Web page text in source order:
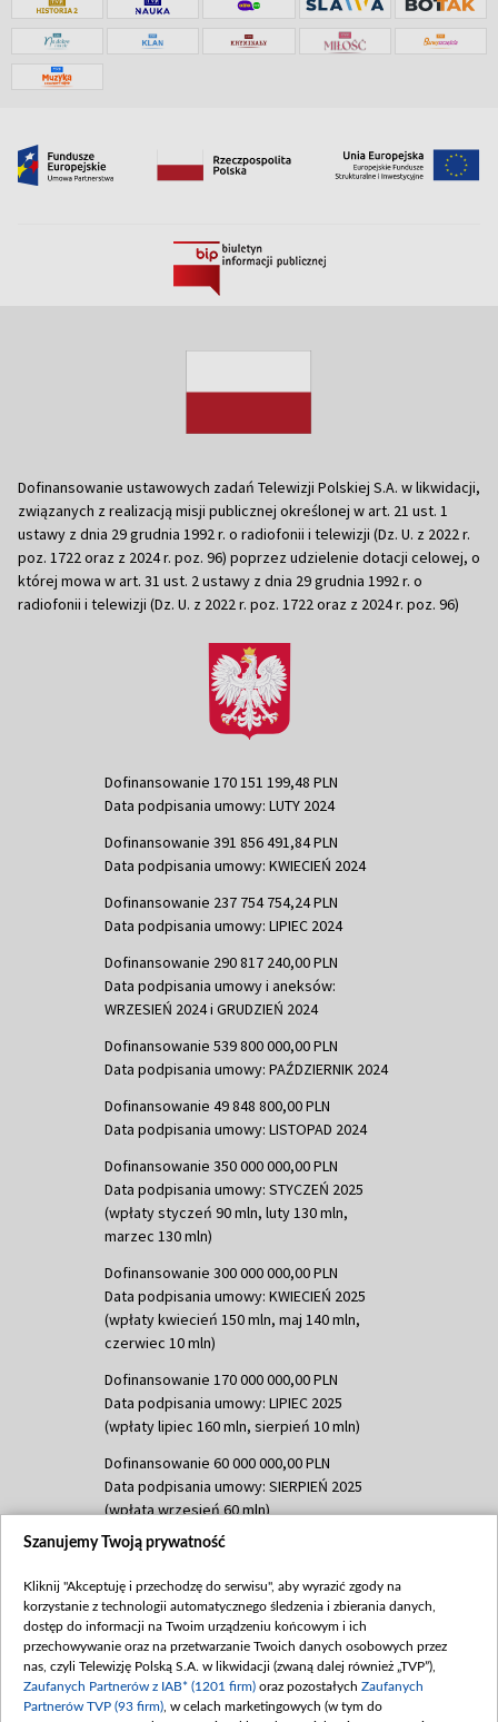
Dofinansowanie ustawowych zadań Telewizji Polskiej S.A. w likwidacji,
związanych z realizacją misji publicznej określonej w art. 21 ust. 1
ustawy z dnia 29 grudnia 1992 r. o radiofonii i telewizji (Dz. U. z 2022 r.
poz. 1722 oraz z 2024 r. poz. 96) poprzez udzielenie dotacji celowej, o
której mowa w art. 31 ust. 2 ustawy z dnia 29 grudnia 1992 r. o
radiofonii i telewizji (Dz. U. z 2022 r. poz. 1722 oraz z 2024 r. poz. 96)
Dofinansowanie 170 151 199,48 PLN
Data podpisania umowy: LUTY 2024
Dofinansowanie 391 856 491,84 PLN
Data podpisania umowy: KWIECIEŃ 2024
Dofinansowanie 237 754 754,24 PLN
Data podpisania umowy: LIPIEC 2024
Dofinansowanie 290 817 240,00 PLN
Data podpisania umowy i aneksów:
WRZESIEŃ 2024 i GRUDZIEŃ 2024
Dofinansowanie 539 800 000,00 PLN
Data podpisania umowy: PAŹDZIERNIK 2024
Dofinansowanie 49 848 800,00 PLN
Data podpisania umowy: LISTOPAD 2024
Dofinansowanie 350 000 000,00 PLN
Data podpisania umowy: STYCZEŃ 2025
(wpłaty styczeń 90 mln, luty 130 mln,
marzec 130 mln)
Dofinansowanie 300 000 000,00 PLN
Data podpisania umowy: KWIECIEŃ 2025
(wpłaty kwiecień 150 mln, maj 140 mln,
czerwiec 10 mln)
Dofinansowanie 170 000 000,00 PLN
Data podpisania umowy: LIPIEC 2025
(wpłaty lipiec 160 mln, sierpień 10 mln)
Dofinansowanie 60 000 000,00 PLN
Data podpisania umowy: SIERPIEŃ 2025
(wpłata wrzesień 60 mln)
Dofinansowanie 635 783 051,21 PLN
(wpłata wrzesień 100 mln, październik 350
mln, listopad 265 mln)
Dofinansowanie 48 862 000,00 PLN
Data podpisania umowy: GRUDZIEŃ 2025
(wpłata grudzień 60,548 mln)
Szanujemy Twoją prywatność
Kliknij "Akceptuję i przechodzę do serwisu", aby wyrazić zgody na
korzystanie z technologii automatycznego śledzenia i zbierania danych,
dostęp do informacji na Twoim urządzeniu końcowym i ich
przechowywanie oraz na przetwarzanie Twoich danych osobowych przez
nas, czyli Telewizję Polską S.A. w likwidacji (zwaną dalej również „TVP”),
Zaufanych Partnerów z IAB* (1201 firm) oraz pozostałych Zaufanych
Partnerów TVP (93 firm) , w celach marketingowych (w tym do